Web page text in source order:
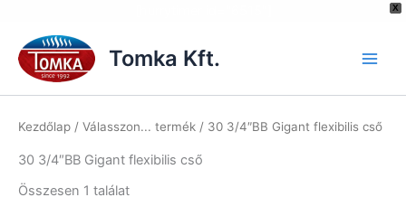
X
content
Tomka Kft.
Kezdőlap / Válasszon... termék / 30 3/4″BB Gigant flexibilis cső
30 3/4″BB Gigant flexibilis cső
Összesen 1 találat